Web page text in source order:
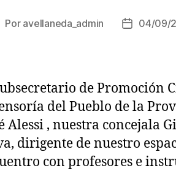
Por avellaneda_admin
Fecha04/09/
de Promoción
del Pueblo de la
Alessi , nuestra concejala
dirigente de nuestro
con profesores e